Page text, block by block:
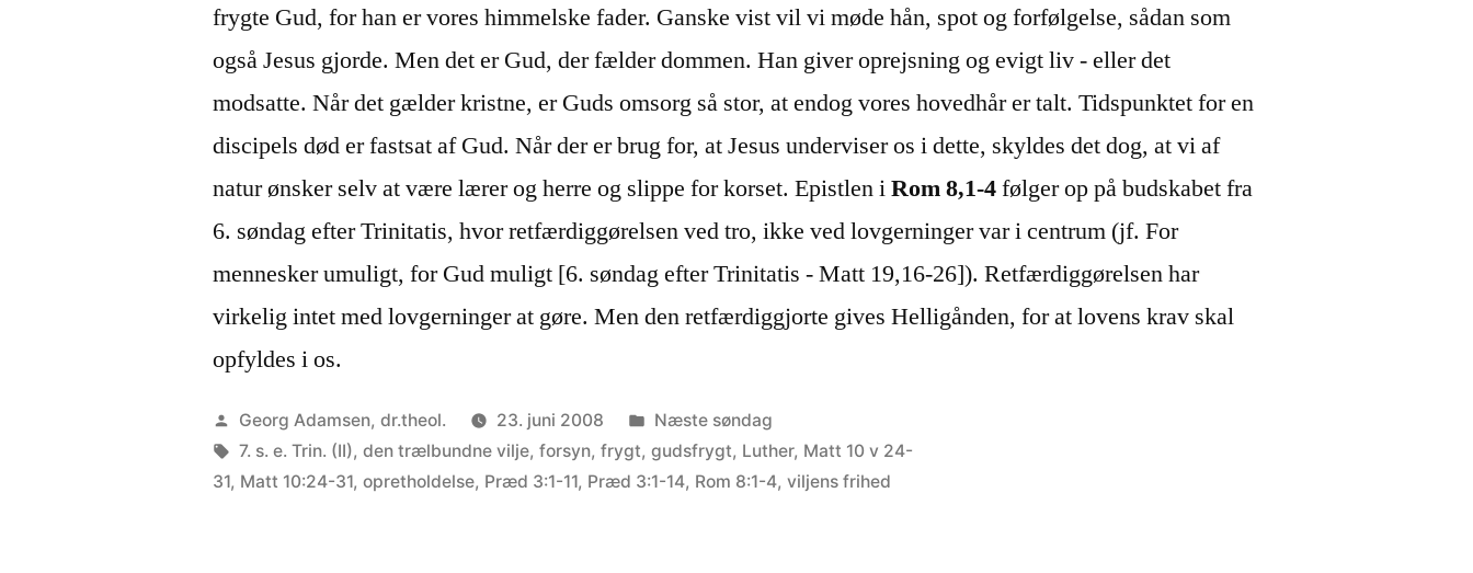
frygte Gud, for han er vores himmelske fader. Ganske vist vil vi møde hån, spot og forfølgelse, sådan som
også Jesus gjorde. Men det er Gud, der fælder dommen. Han giver oprejsning og evigt liv - eller det
modsatte. Når det gælder kristne, er Guds omsorg så stor, at endog vores hovedhår er talt. Tidspunktet for en
discipels død er fastsat af Gud. Når der er brug for, at Jesus underviser os i dette, skyldes det dog, at vi af
natur ønsker selv at være lærer og herre og slippe for korset. Epistlen iRom 8,1-4følger op på budskabet fra
6. søndag efter Trinitatis, hvor retfærdiggørelsen ved tro, ikke ved lovgerninger var i centrum (jf. For
mennesker umuligt, for Gud muligt [6. søndag efter Trinitatis - Matt 19,16-26]). Retfærdiggørelsen har
virkelig intet med lovgerninger at gøre. Men den retfærdiggjorte gives Helligånden, for at lovens krav skal
opfyldes i os.
Posted
by
Georg Adamsen, dr.theol. 23. juni 2008
Posted
in
Næste søndag
Tags:
7. s. e. Trin. (II),den trælbundne vilje,forsyn,frygt,gudsfrygt, Luther, Matt 10 v 24-
31, Matt 10:24-31,opretholdelse, Præd 3:1-11, Præd 3:1-14, Rom 8:1-4,viljens frihed